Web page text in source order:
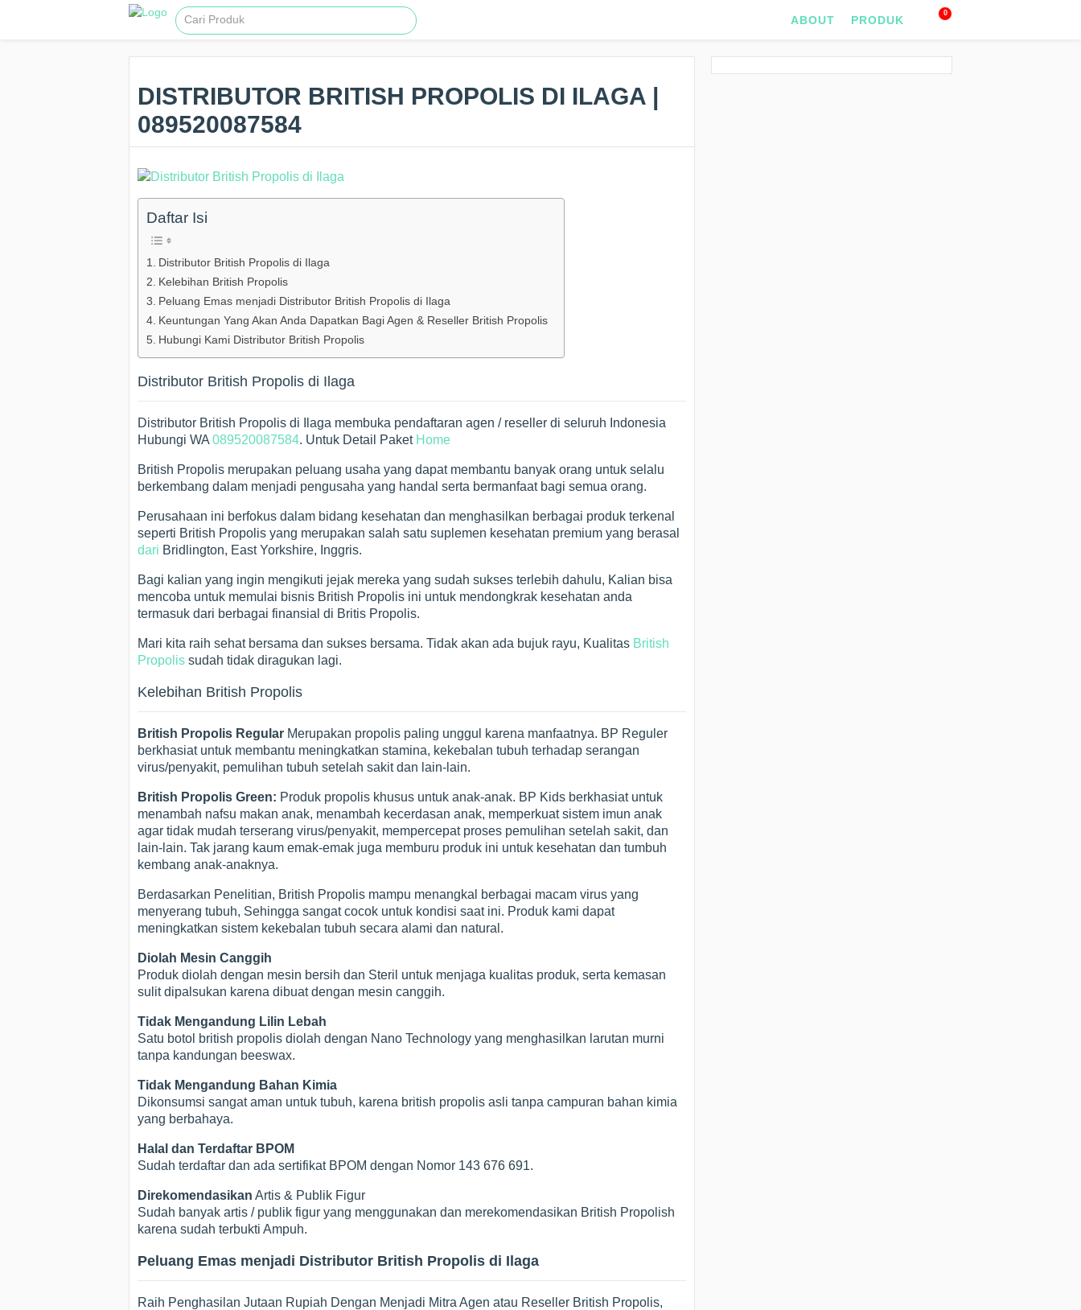
0
ABOUT PRODUK
DISTRIBUTOR BRITISH PROPOLIS DI ILAGA |
089520087584
Daftar Isi
Distributor British Propolis di Ilaga
Kelebihan British Propolis
Peluang Emas menjadi Distributor British Propolis di Ilaga
Keuntungan Yang Akan Anda Dapatkan Bagi Agen & Reseller British Propolis
Hubungi Kami Distributor British Propolis
Distributor British Propolis di Ilaga
Distributor British Propolis di Ilaga membuka pendaftaran agen / reseller di seluruh Indonesia
Hubungi WA 089520087584. Untuk Detail Paket Home
British Propolis merupakan peluang usaha yang dapat membantu banyak orang untuk selalu
berkembang dalam menjadi pengusaha yang handal serta bermanfaat bagi semua orang.
Perusahaan ini berfokus dalam bidang kesehatan dan menghasilkan berbagai produk terkenal
seperti British Propolis yang merupakan salah satu suplemen kesehatan premium yang berasal
dari Bridlington, East Yorkshire, Inggris.
Bagi kalian yang ingin mengikuti jejak mereka yang sudah sukses terlebih dahulu, Kalian bisa
mencoba untuk memulai bisnis British Propolis ini untuk mendongkrak kesehatan anda
termasuk dari berbagai finansial di Britis Propolis.
Mari kita raih sehat bersama dan sukses bersama. Tidak akan ada bujuk rayu, Kualitas British
Propolis sudah tidak diragukan lagi.
Kelebihan British Propolis
British Propolis Regular Merupakan propolis paling unggul karena manfaatnya. BP Reguler
berkhasiat untuk membantu meningkatkan stamina, kekebalan tubuh terhadap serangan
virus/penyakit, pemulihan tubuh setelah sakit dan lain-lain.
British Propolis Green: Produk propolis khusus untuk anak-anak. BP Kids berkhasiat untuk
menambah nafsu makan anak, menambah kecerdasan anak, memperkuat sistem imun anak
agar tidak mudah terserang virus/penyakit, mempercepat proses pemulihan setelah sakit, dan
lain-lain. Tak jarang kaum emak-emak juga memburu produk ini untuk kesehatan dan tumbuh
kembang anak-anaknya.
Berdasarkan Penelitian, British Propolis mampu menangkal berbagai macam virus yang
menyerang tubuh, Sehingga sangat cocok untuk kondisi saat ini. Produk kami dapat
meningkatkan sistem kekebalan tubuh secara alami dan natural.
Diolah Mesin Canggih
Produk diolah dengan mesin bersih dan Steril untuk menjaga kualitas produk, serta kemasan
sulit dipalsukan karena dibuat dengan mesin canggih.
Tidak Mengandung Lilin Lebah
Satu botol british propolis diolah dengan Nano Technology yang menghasilkan larutan murni
tanpa kandungan beeswax.
Tidak Mengandung Bahan Kimia
Dikonsumsi sangat aman untuk tubuh, karena british propolis asli tanpa campuran bahan kimia
yang berbahaya.
Halal dan Terdaftar BPOM
Sudah terdaftar dan ada sertifikat BPOM dengan Nomor 143 676 691.
Direkomendasikan Artis & Publik Figur
Sudah banyak artis / publik figur yang menggunakan dan merekomendasikan British Propolish
karena sudah terbukti Ampuh.
Peluang Emas menjadi Distributor British Propolis di Ilaga
Raih Penghasilan Jutaan Rupiah Dengan Menjadi Mitra Agen atau Reseller British Propolis,